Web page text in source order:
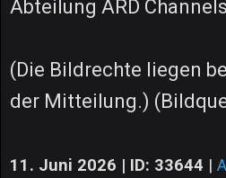
Abteilung ARD
(Die Bildrechte liegen
der Mitteilung.)
11. Juni 2026 | ID: 33644 |